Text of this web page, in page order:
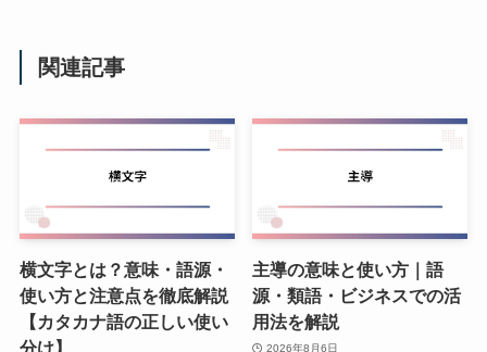
関連記事
横文字とは？意味・語源・
使い方と注意点を徹底解説
【カタカナ語の正しい使い
分け】
主導の意味と使い方｜語
源・類語・ビジネスでの活
用法を解説
2026年8月6日